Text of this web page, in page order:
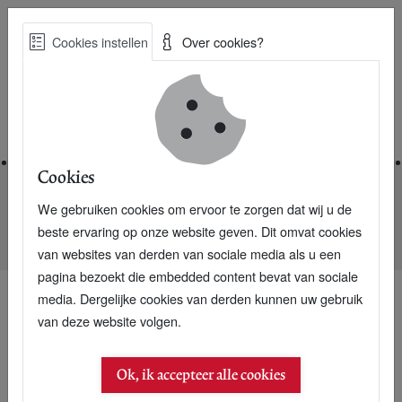
Skip
Best Practices voor een duurzame toekomst
Nieuwsarchief
Steracteur Kevin Costner scheidt olie van zeewater
21 juni 2010
Steracteur Kevin
Cookies instellen Over cookies?
Cookies
We gebruiken cookies om ervoor te zorgen dat wij u de
beste ervaring op onze website geven. Dit omvat cookies
van websites van derden van sociale media als u een
pagina bezoekt die embedded content bevat van sociale
media. Dergelijke cookies van derden kunnen uw gebruik
van deze website volgen.
Ok, ik accepteer alle cookies